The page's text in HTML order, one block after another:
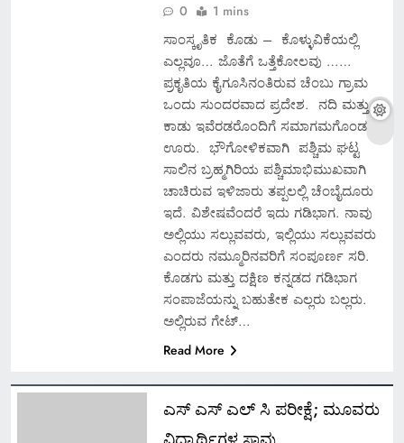
0
1 mins
ಸಾಂಸ್ಕೃತಿಕ ಕೊಡು – ಕೊಳ್ಳುವಿಕೆಯಲ್ಲಿ
ಎಲ್ಲವೂ… ಜೊತೆಗೆ ಒತ್ತೆಕೋಲವು ……
ಪ್ರಕೃತಿಯ ಕೈಗೂಸಿನಂತಿರುವ ಚೆಂಬು ಗ್ರಾಮ
ಒಂದು ಸುಂದರವಾದ ಪ್ರದೇಶ. ನದಿ ಮತ್ತು
ಕಾಡು ಇವೆರಡರೊಂದಿಗೆ ಸಮಾಗಮಗೊಂಡ
ಊರು. ಭೌಗೋಳಿಕವಾಗಿ ಪಶ್ಚಿಮ ಘಟ್ಟ
ಸಾಲಿನ ಬ್ರಹ್ಮಗಿರಿಯ ಪಶ್ಚಿಮಾಭಿಮುಖವಾಗಿ
ಚಾಚಿರುವ ಇಳಿಜಾರು ತಪ್ಪಲಲ್ಲಿ ಚೆಂಬೈದೂರು
ಇದೆ. ವಿಶೇಷವೆಂದರೆ ಇದು ಗಡಿಭಾಗ. ನಾವು
ಅಲ್ಲಿಯು ಸಲ್ಲುವವರು, ಇಲ್ಲಿಯು ಸಲ್ಲುವವರು
ಎಂದರು ನಮ್ಮೂರಿನವರಿಗೆ ಸಂಪೂರ್ಣ ಸರಿ.
ಕೊಡಗು ಮತ್ತು ದಕ್ಷಿಣ ಕನ್ನಡದ ಗಡಿಭಾಗ
ಸಂಪಾಜೆಯನ್ನು ಬಹುತೇಕ ಎಲ್ಲರು ಬಲ್ಲರು.
ಅಲ್ಲಿರುವ ಗೇಟ್…
Read More
ಎಸ್ ಎಸ್ ಎಲ್ ಸಿ ಪರೀಕ್ಷೆ; ಮೂವರು